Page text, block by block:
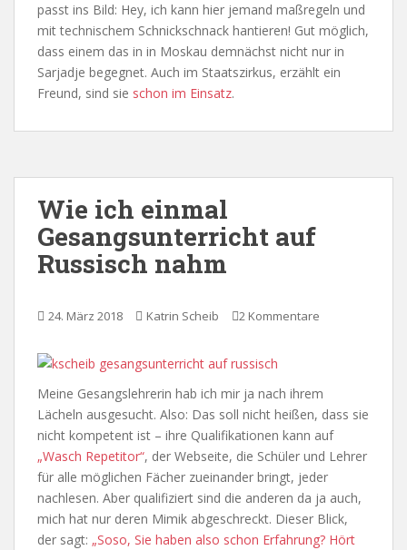
passt ins Bild: Hey, ich kann hier jemand maßregeln und
mit technischem Schnickschnack hantieren! Gut möglich,
dass einem das in in Moskau demnächst nicht nur in
Sarjadje begegnet. Auch im Staatszirkus, erzählt ein
Freund, sind sie schon im Einsatz.
Wie ich einmal
Gesangsunterricht auf
Russisch nahm
24. März 2018 Katrin Scheib 2 Kommentare
Meine Gesangslehrerin hab ich mir ja nach ihrem
Lächeln ausgesucht. Also: Das soll nicht heißen, dass sie
nicht kompetent ist – ihre Qualifikationen kann auf
„Wasch Repetitor“, der Webseite, die Schüler und Lehrer
für alle möglichen Fächer zueinander bringt, jeder
nachlesen. Aber qualifiziert sind die anderen da ja auch,
mich hat nur deren Mimik abgeschreckt. Dieser Blick,
der sagt: „Soso, Sie haben also schon Erfahrung? Hört